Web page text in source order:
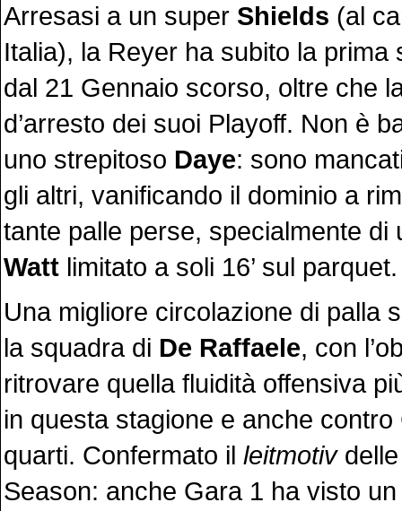
Arresasi a un super Shields (al
Italia), la Reyer ha subito la prima
dal 21 Gennaio scorso, oltre che
d’arresto dei suoi Playoff. Non è
uno strepitoso Daye: sono
gli altri, vanificando il dominio a
tante palle perse, specialmente di
Watt limitato a soli 16’ sul parquet.
Una migliore circolazione di palla
la squadra di De Raffaele, con
ritrovare quella fluidità offensiva
in questa stagione e anche
quarti. Confermato il leitmotivdelle
Season: anche Gara 1 ha visto